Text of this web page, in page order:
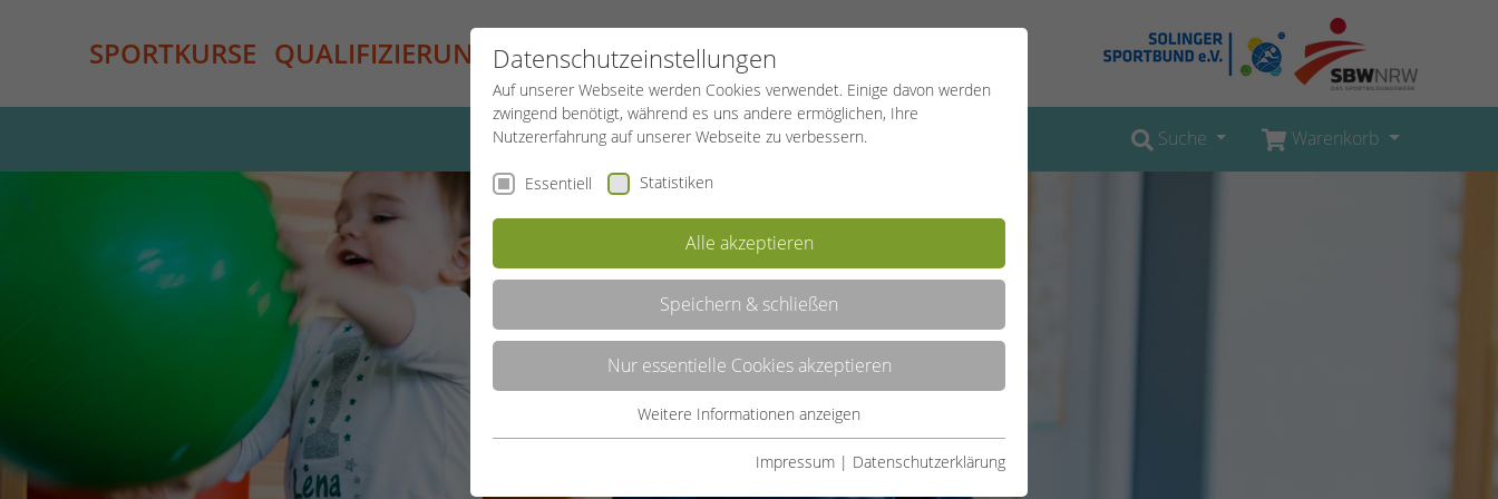
SPORTKURSE QUALIFIZIERUNG PROJEKTE SPORTREISEN
Suche Warenkorb
Datenschutzeinstellungen
Auf unserer Webseite werden Cookies verwendet. Einige davon werden
zwingend benötigt, während es uns andere ermöglichen, Ihre
Nutzererfahrung auf unserer Webseite zu verbessern.
Essentiell Statistiken
Alle akzeptieren
Speichern & schließen
Nur essentielle Cookies akzeptieren
Essentielle Cookies werden für grundlegende Funktionen der
Weitere Informationen anzeigen
Impressum | Datenschutzerklärung